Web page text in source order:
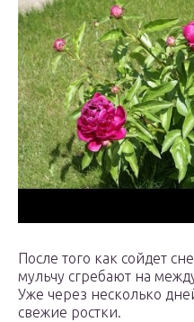
После того как сойдет
мульчу сгребают на
Уже через несколько
свежие ростки.